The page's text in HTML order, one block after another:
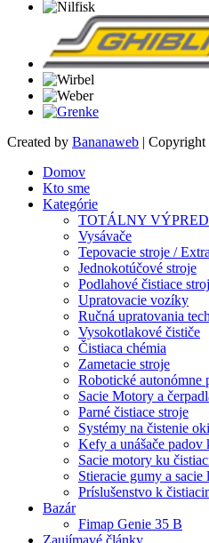
Created by Bananaweb |
Domov
Kto sme
Kategórie
TOTÁLNY
Vysávače
Tepovacie stroje /
Jednokotúčové stroje
Podlahové čistiace
Upratovacie vozíky
Ručná upratovania
Vysokotlakové čističe
Čistiaca chémia
Zametacie stroje
Robotické autonómne
Sacie Motory a
Parné čistiace stroje
Systémy na čistenie
Kefy a unášače
Sacie motory ku
Stieracie gumy a
Príslušenstvo k
Bazár
Fimap Genie 35 B
Zaujímavé články